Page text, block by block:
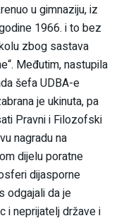
u gimnaziju, iz
1966. i to bez
zbog sastava
Međutim, nastupila
šefa UDBA-e
je ukinuta, pa
Pravni i Filozofski
nagradu na
dijelu poratne
dijasporne
odgajali da je
i neprijatelj države i